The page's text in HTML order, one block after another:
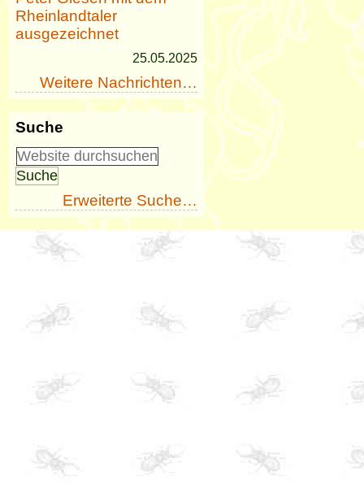
Rheinlandtaler
ausgezeichnet
25.05.2025
Weitere Nachrichten…
Suche
Erweiterte Suche…